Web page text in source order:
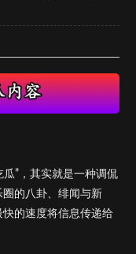
”，其实就是一种调侃
的八卦、绯闻与新
的速度将信息传递给